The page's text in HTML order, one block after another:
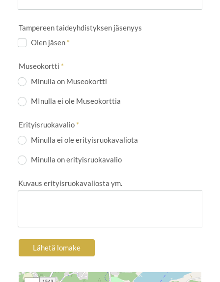
Tampereen taideyhdistyksen jäsenyys
Olen jäsen*
Museokortti *
Minulla on Museokortti
MInulla ei ole Museokorttia
Erityisruokavalio*
Minulla ei ole erityisruokavaliota
Minulla on erityisruokavalio
Kuvaus erityisruokavaliosta ym.
Lähetä lomake